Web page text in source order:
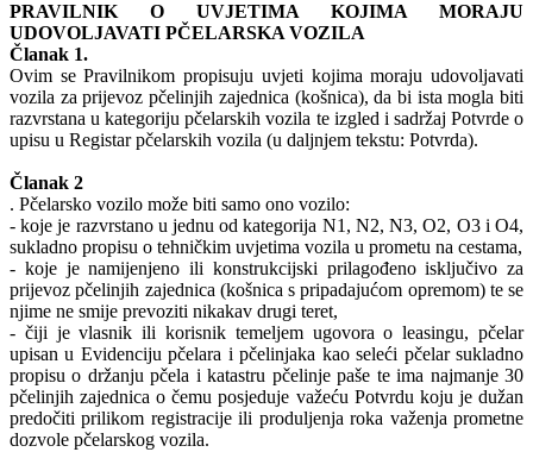
PRAVILNIK O UVJETIMA KOJIMA MORAJU
UDOVOLJAVATI PČELARSKA VOZILA
Članak 1.
Ovim se Pravilnikom propisuju uvjeti kojima moraju udovoljavati
vozila za prijevoz pčelinjih zajednica (košnica), da bi ista mogla biti
razvrstana u kategoriju pčelarskih vozila te izgled i sadržaj Potvrde o
upisu u Registar pčelarskih vozila (u daljnjem tekstu: Potvrda).
Članak 2
. Pčelarsko vozilo može biti samo ono vozilo:
- koje je razvrstano u jednu od kategorija N1, N2, N3, O2, O3 i O4,
sukladno propisu o tehničkim uvjetima vozila u prometu na cestama,
- koje je namijenjeno ili konstrukcijski prilagođeno isključivo za
prijevoz pčelinjih zajednica (košnica s pripadajućom opremom) te se
njime ne smije prevoziti nikakav drugi teret,
- čiji je vlasnik ili korisnik temeljem ugovora o leasingu, pčelar
upisan u Evidenciju pčelara i pčelinjaka kao seleći pčelar sukladno
propisu o držanju pčela i katastru pčelinje paše te ima najmanje 30
pčelinjih zajednica o čemu posjeduje važeću Potvrdu koju je dužan
predočiti prilikom registracije ili produljenja roka važenja prometne
dozvole pčelarskog vozila.